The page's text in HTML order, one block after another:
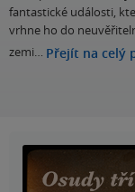
fantastické události,
vrhne ho do
zemi… Přejít na celý